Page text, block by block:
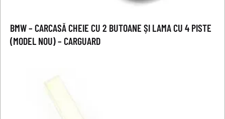
BMW – CARCASĂ CHEIE CU 2 BUTOANE ȘI LAMA CU 4 PISTE
(MODEL NOU) – CARGUARD